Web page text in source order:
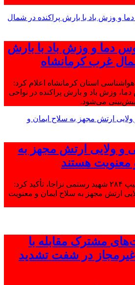
دما و وزش باد با بارش
غرب کرمانشاه
استان کرمانشاه اعلام کرد:
وزش باد و بارش پراکنده در نواحی
می‌شود.
و ولایی ارتش مجهز به
معنویت هستند
خرم‌آباد – فرمانده تیپ ۲۸۴ شهید رستمی نزاجا، تأکید کرد:
ارتش مجهز به سلاح ایمان و معنویت
مشترک مقابله با
در شفت تشدید